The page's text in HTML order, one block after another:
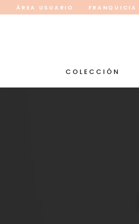
ÁREA USUARIO FRANQUICIA
COLECCIÓN